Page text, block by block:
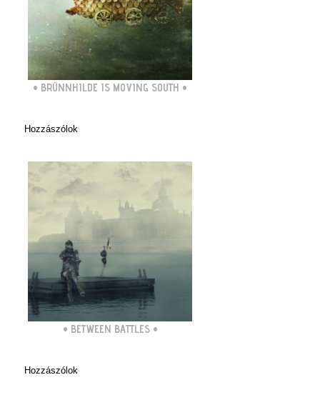
• BRÜNNHILDE IS MOVING SOUTH •
Hozzászólok
• BETWEEN BATTLES•
Hozzászólok